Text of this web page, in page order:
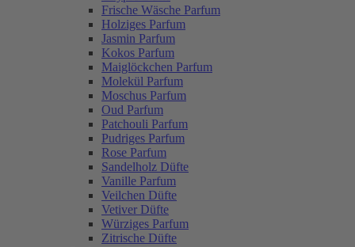
Frische Wäsche Parfum
Holziges Parfum
Jasmin Parfum
Kokos Parfum
Maiglöckchen Parfum
Molekül Parfum
Moschus Parfum
Oud Parfum
Patchouli Parfum
Pudriges Parfum
Rose Parfum
Sandelholz Düfte
Vanille Parfum
Veilchen Düfte
Vetiver Düfte
Würziges Parfum
Zitrische Düfte